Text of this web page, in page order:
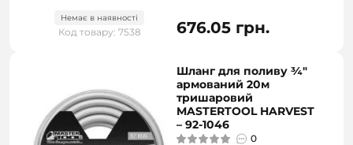
Немає в наявності
Код товару: 7538 676.05 грн.
Шланг для поливу ¾"
армований 20м
тришаровий
MASTERTOOL HARVEST
– 92-1046
0